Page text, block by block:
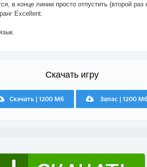
в конце линии просто отпустить (второй
Excellent.
Скачать игру
Скачать | 1200 Мб Запас | 1200 Мб